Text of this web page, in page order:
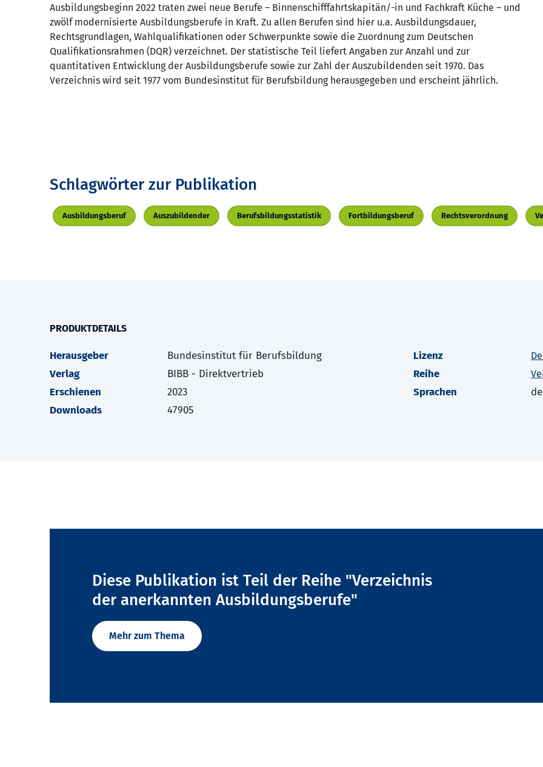
Ausbildungsbeginn 2022 traten zwei neue Berufe – Binnenschifffahrtskapitän/-in und Fachkraft Küche – und
zwölf modernisierte Ausbildungsberufe in Kraft. Zu allen Berufen sind hier u.a. Ausbildungsdauer,
Rechtsgrundlagen, Wahlqualifikationen oder Schwerpunkte sowie die Zuordnung zum Deutschen
Qualifikationsrahmen (DQR) verzeichnet. Der statistische Teil liefert Angaben zur Anzahl und zur
quantitativen Entwicklung der Ausbildungsberufe sowie zur Zahl der Auszubildenden seit 1970. Das
Verzeichnis wird seit 1977 vom Bundesinstitut für Berufsbildung herausgegeben und erscheint jährlich.
Schlagwörter zur Publikation
Ausbildungsberuf Auszubildender Berufsbildungsstatistik Fortbildungsberuf Rechtsverordnung
PRODUKTDETAILS
Herausgeber
Bundesinstitut für Berufsbildung
Verlag
BIBB - Direktvertrieb
Erschienen
2023
Downloads
47905
Lizenz
Reihe
Sprachen
Diese Publikation ist Teil der Reihe "Verzeichnis
der anerkannten Ausbildungsberufe"
Mehr zum Thema